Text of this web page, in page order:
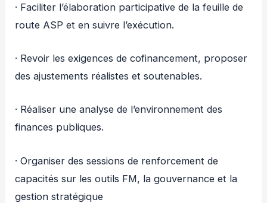
· Faciliter l’élaboration participative de la feuille de
route ASP et en suivre l’exécution.
· Revoir les exigences de cofinancement, proposer
des ajustements réalistes et soutenables.
· Réaliser une analyse de l’environnement des
finances publiques.
· Organiser des sessions de renforcement de
capacités sur les outils FM, la gouvernance et la
gestion stratégique